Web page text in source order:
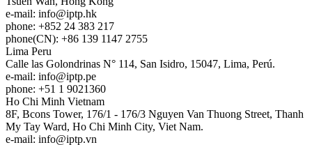
e-mail: info
iptp.hk
phone: +852 24 383 217
phone(CN): +86 139 1147 2755
Lima Peru
Calle las Golondrinas N° 114, San Isidro, 15047, Lima, Perú.
e-mail: info
iptp.pe
phone: +51 1 9021360
Ho Chi Minh Vietnam
8F, Bcons Tower, 176/1 - 176/3 Nguyen Van Thuong Street, Thanh
My Tay Ward, Ho Chi Minh City, Viet Nam.
e-mail: info
iptp.vn